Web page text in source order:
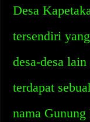
Desa
tersendiri
desa-desa
terdapat
nama